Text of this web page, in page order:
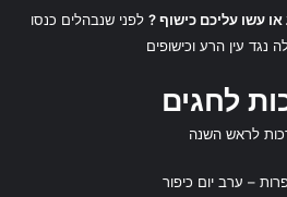
עשו עליכם כישוף ? לפני שנבהלים כנסו
נגד עין הרע וכישופים
לחגים
לראש השנה
– ערב יום כיפור